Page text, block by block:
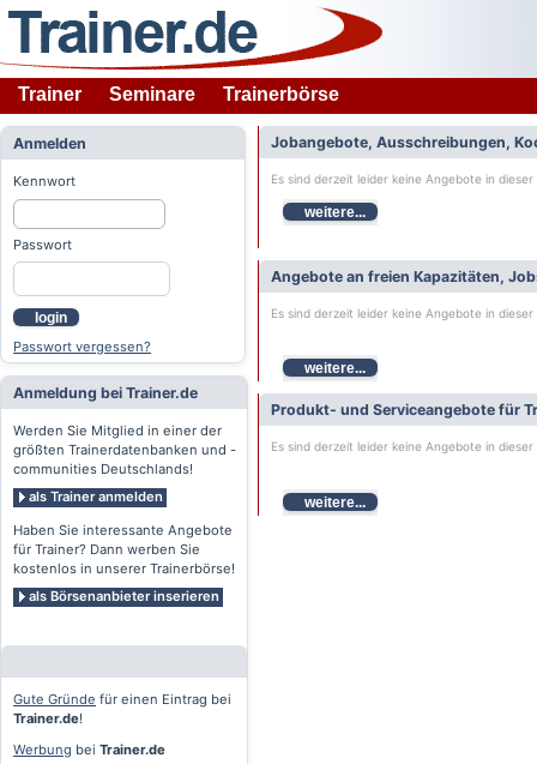
Trainer Seminare Trainerbörse
Anmelden
Kennwort
Passwort
login
Passwort vergessen?
Anmeldung bei Trainer.de
Werden Sie Mitglied in einer der
größten Trainerdatenbanken und -
communities Deutschlands!
als Trainer anmelden
Haben Sie interessante Angebote
für Trainer? Dann werben Sie
kostenlos in unserer Trainerbörse!
als Börsenanbieter inserieren
Gute Gründe für einen Eintrag bei
Trainer.de!
Werbung bei Trainer.de
Jobangebote, Ausschreibungen,
Es sind derzeit leider keine Angebote in
weitere...
Angebote an freien Kapazitäten,
Es sind derzeit leider keine Angebote in
weitere...
Produkt- und Serviceangebote für
Es sind derzeit leider keine Angebote in
weitere...